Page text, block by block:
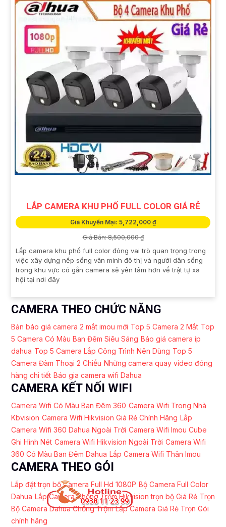
LẮP CAMERA KHU PHỐ FULL COLOR GIÁ RẺ
Giá Khuyến Mại: 5,722,000 ₫
Giá Bán: 8,500,000 ₫
Lắp camera khu phố full color đóng vai trò quan trọng trong
việc xây dựng nếp sống văn minh đô thị và người dân sống
trong khu vực có gắn camera sẽ yên tâm hơn về trật tự xã
hội tại nơi đây
CAMERA THEO CHỨC NĂNG
Bản báo giá camera 2 mắt imou mới Top 5 Camera 2 Mắt Top
5 Camera Có Màu Ban Đêm Siêu Sáng Báo giá camera ip
dahua Top 5 Camera Lắp Công Trình Nên Dùng Top 5
Camera Đàm Thoại 2 Chiều Những camera quay video đóng
hàng chi tiết Báo gia camera wifi Dahua
CAMERA KẾT NỐI WIFI
Camera Wifi Có Màu Ban Đêm 360 Camera Wifi Trong Nhà
Kbvision Camera Wifi Hikvision Giá Rẻ Chính Hãng Lắp
Camera Wifi 360 Dahua Ngoài Trời Camera Wifi Imou Cube
Ghi Hình Nét Camera Wifi Hikvision Ngoài Trời Camera Wifi
360 Có Màu Ban Đêm Dahua Lắp Camera Wifi Thân Imou
CAMERA THEO GÓI
Lắp đặt trọn bộ Camera Full Hd 1080P Bộ Camera Full Color
Dahua Lắp Camera Chống Trộm Hikvision trọn bộ Giá Rẻ Trọn
Bộ Camera Dahua Chống Trộm Lắp Camera Giá Rẻ Trọn Gói
chính hãng